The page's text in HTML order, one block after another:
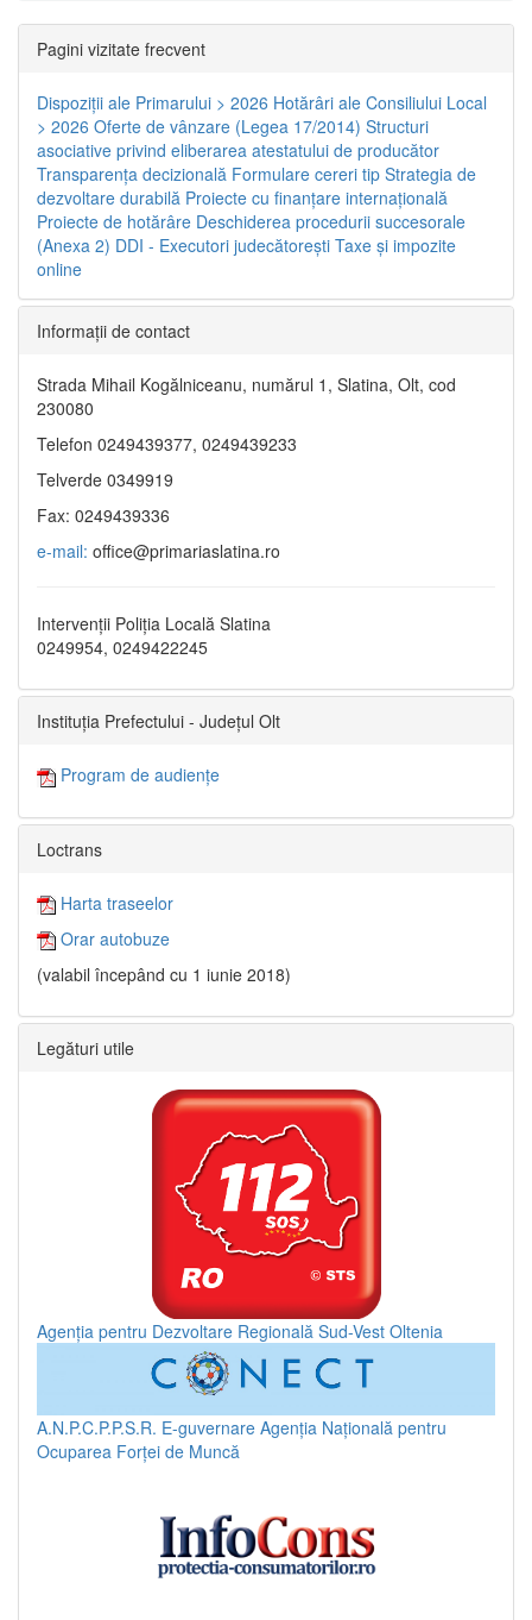
Pagini vizitate frecvent
Dispoziţii ale Primarului > 2026 Hotărâri ale Consiliului Local
> 2026 Oferte de vânzare (Legea 17/2014) Structuri
asociative privind eliberarea atestatului de producător
Transparenţa decizională Formulare cereri tip Strategia de
dezvoltare durabilă Proiecte cu finanţare internaţională
Proiecte de hotărâre Deschiderea procedurii succesorale
(Anexa 2) DDI - Executori judecătorești Taxe şi impozite
online
Informaţii de contact
Strada Mihail Kogălniceanu, numărul 1, Slatina, Olt, cod
230080
Telefon 0249439377, 0249439233
Telverde 0349919
Fax: 0249439336
e-mail: office@primariaslatina.ro
Intervenții Poliția Locală Slatina
0249954, 0249422245
Instituția Prefectului - Județul Olt
Program de audiențe
Loctrans
Harta traseelor
Orar autobuze
(valabil începând cu 1 iunie 2018)
Legături utile
Agenția pentru Dezvoltare Regională Sud-Vest Oltenia
A.N.P.C.P.P.S.R. E-guvernare Agenția Națională pentru
Ocuparea Forței de Muncă